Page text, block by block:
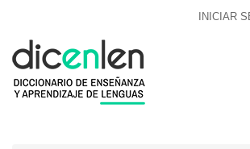
contido
principal
INICIAR